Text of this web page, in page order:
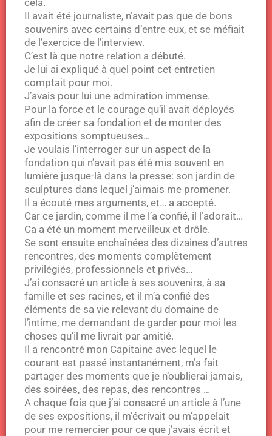
cela.
Il avait été journaliste, n’avait pas que de bons
souvenirs avec certains d’entre eux, et se méfiait
de l’exercice de l’interview.
C’est là que notre relation a débuté.
Je lui ai expliqué à quel point cet entretien
comptait pour moi.
J’avais pour lui une admiration immense.
Pour la force et le courage qu’il avait déployés
afin de créer sa fondation et de monter des
expositions somptueuses…
Je voulais l’interroger sur un aspect de la
fondation qui n’avait pas été mis souvent en
lumière jusque-là dans la presse: son jardin de
sculptures dans lequel j’aimais me promener.
Il a écouté mes arguments, et… a accepté.
Car ce jardin, comme il me l’a confié, il l’adorait…
Ca a été un moment merveilleux et drôle.
Se sont ensuite enchaînées des dizaines d’autres
rencontres, des moments complètement
privilégiés, professionnels et privés…
J’ai consacré un article à ses souvenirs, à sa
famille et ses racines, et il m’a confié des
éléments de sa vie relevant du domaine de
l’intime, me demandant de garder pour moi les
choses qu’il me livrait par amitié.
Il a rencontré mon Capitaine avec lequel le
courant est passé instantanément, m’a fait
partager des moments que je n’oublierai jamais,
des soirées, des repas, des rencontres …
A chaque fois que j’ai consacré un article à l’une
de ses expositions, il m’écrivait ou m’appelait
pour me remercier pour ce que j’avais écrit et